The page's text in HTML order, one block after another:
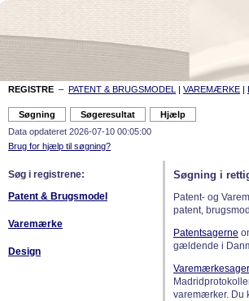
REGISTRE – PATENT & BRUGSMODEL | VAREMÆRKE |
Data opdateret 2026-07-10 00:05:00
Brug for hjælp til søgning?
Søg i registrene:
Patent & Brugsmodel
Varemærke
Design
Søgning i
Patent- og
patent,
Patentsagerne
gældende i
varemærker. Du